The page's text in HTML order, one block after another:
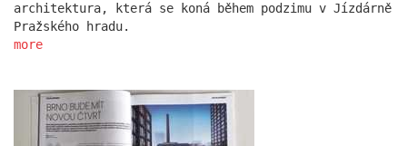
architektura, která se koná během podzimu v Jízdárně
Pražského hradu.
more